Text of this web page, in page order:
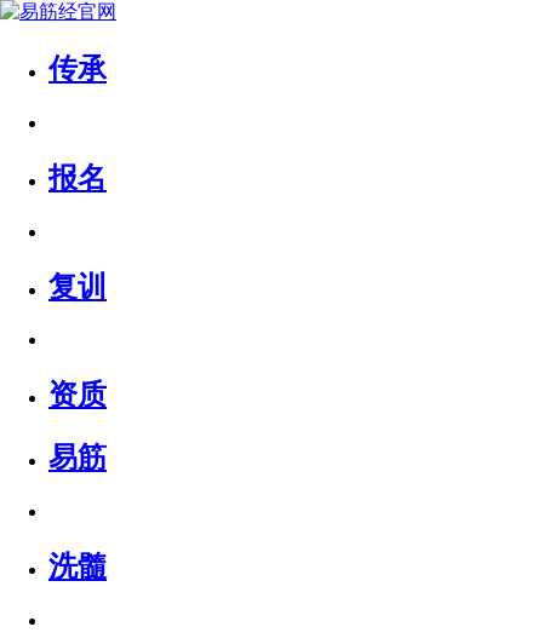
传承
报名
复训
资质
易筋
洗髓